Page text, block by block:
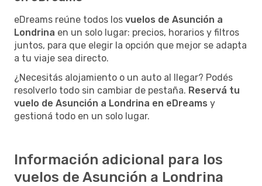
eDreams reúne todos los vuelos de Asunción a
Londrina en un solo lugar: precios, horarios y filtros
juntos, para que elegir la opción que mejor se adapta
a tu viaje sea directo.
¿Necesitás alojamiento o un auto al llegar? Podés
resolverlo todo sin cambiar de pestaña. Reservá tu
vuelo de Asunción a Londrina en eDreams y
gestioná todo en un solo lugar.
Información adicional para los
vuelos de Asunción a Londrina